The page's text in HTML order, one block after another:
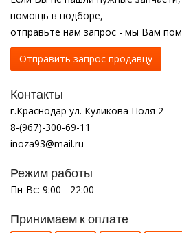
помощь в подборе,
отправьте нам запрос - мы Вам
Отправить запрос продавцу
Контакты
г.Краснодар ул. Куликова Поля 2
8-(967)-300-69-11
inoza93@mail.ru
Режим работы
Пн-Вс: 9:00 - 22:00
Принимаем к оплате